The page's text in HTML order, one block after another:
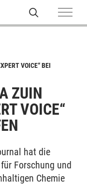
VOICE“ BEI
ZUIN
VOICE“
hat die
Forschung und
Chemie